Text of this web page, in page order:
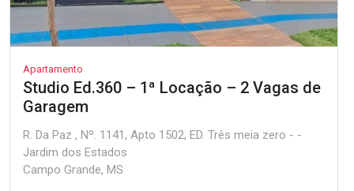
Apartamento
Studio Ed.360 – 1ª Locação – 2 Vagas de
Garagem
R. Da Paz , Nº. 1141, Apto 1502, ED. Três meia zero - -
Jardim dos Estados
Campo Grande, MS